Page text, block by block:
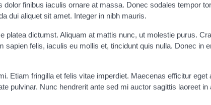
finibus iaculis ornare at massa. Donec sodales tempor
dui aliquet sit amet. Integer in nibh mauris.
platea dictumst. Aliquam at mattis nunc, ut molestie purus.
felis, iaculis eu mollis et, tincidunt quis nulla. Donec in
Etiam fringilla et felis vitae imperdiet. Maecenas efficitur
pulvinar. Nunc hendrerit ante sed mi auctor sagittis laoreet